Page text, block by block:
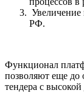
Увеличение
РФ.
Функционал
позволяют еще до
тендера с